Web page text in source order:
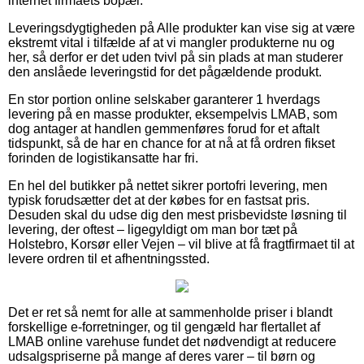
Leveringsdygtigheden på Alle produkter kan vise sig at være
ekstremt vital i tilfælde af at vi mangler produkterne nu og
her, så derfor er det uden tvivl på sin plads at man studerer
den anslåede leveringstid for det pågældende produkt.
En stor portion online selskaber garanterer 1 hverdags
levering på en masse produkter, eksempelvis LMAB, som
dog antager at handlen gemmenføres forud for et aftalt
tidspunkt, så de har en chance for at nå at få ordren fikset
forinden de logistikansatte har fri.
En hel del butikker på nettet sikrer portofri levering, men
typisk forudsætter det at der købes for en fastsat pris.
Desuden skal du udse dig den mest prisbevidste løsning til
levering, der oftest – ligegyldigt om man bor tæt på
Holstebro, Korsør eller Vejen – vil blive at få fragtfirmaet til at
levere ordren til et afhentningssted.
Det er ret så nemt for alle at sammenholde priser i blandt
forskellige e-forretninger, og til gengæld har flertallet af
LMAB online varehuse fundet det nødvendigt at reducere
udsalgspriserne på mange af deres varer – til børn og